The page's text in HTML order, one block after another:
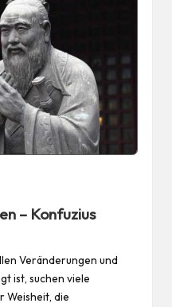
– Konfuzius
Veränderungen und
ist, suchen viele
Weisheit, die